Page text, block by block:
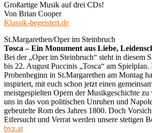
Großartige Musik auf drei CDs!
Von Brian Cooper
Klassik-begeistert.de
St.Margarethen/Oper im Steinbruch
Tosca – Ein Monument aus Liebe,
Bei der „Oper im Steinbruch“ steht in diesem
bis 22. August Puccinis „Tosca“ am Spielplan.
Probenbeginn in St.Margarethen am Montag
inspiriert, mit euch schon jetzt einen
meistgespielten Opern der Musikgeschichte
uns in das von politischen Unruhen und
gebeutelte Rom des Jahres 1800. Doch
Eifersucht und Verrat werden unsere stetigen
bvz.at